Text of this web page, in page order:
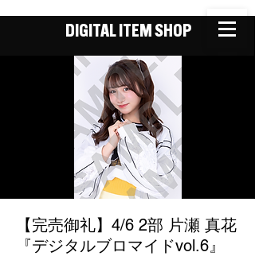
DIGITAL ITEM SHOP
【完売御礼】4/6 2部 片瀬 真花
『デジタルブロマイドvol.6』